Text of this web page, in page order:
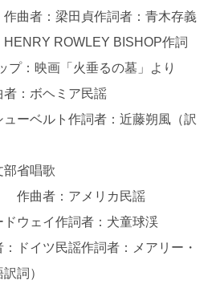
者：梁田貞作詞者：青木存義
ROWLEY BISHOP作詞
プ：映画「火垂るの墓」より
：ボヘミア民謡
ベルト作詞者：近藤朔風（訳
省唱歌
作曲者：アメリカ民謡
ェイ作詞者：犬童球渓
イツ民謡作詞者：メアリー・
詞）